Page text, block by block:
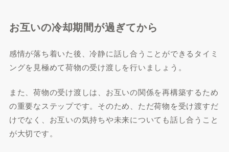
お互いの冷却期間が過ぎてから
感情が落ち着いた後、冷静に話し合うことができるタイミ
ングを見極めて荷物の受け渡しを行いましょう。
また、荷物の受け渡しは、お互いの関係を再構築するため
の重要なステップです。そのため、ただ荷物を受け渡すだ
けでなく、お互いの気持ちや未来についても話し合うこと
が大切です。